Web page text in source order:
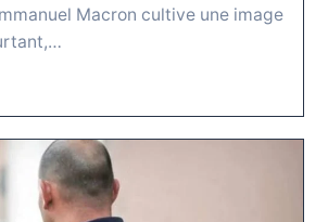
Macron cultive une image